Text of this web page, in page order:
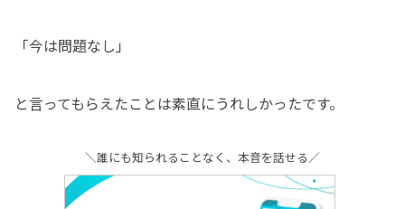
「今は問題なし」
と言ってもらえたことは素直にうれしかったです。
＼誰にも知られることなく、本音を話せる／